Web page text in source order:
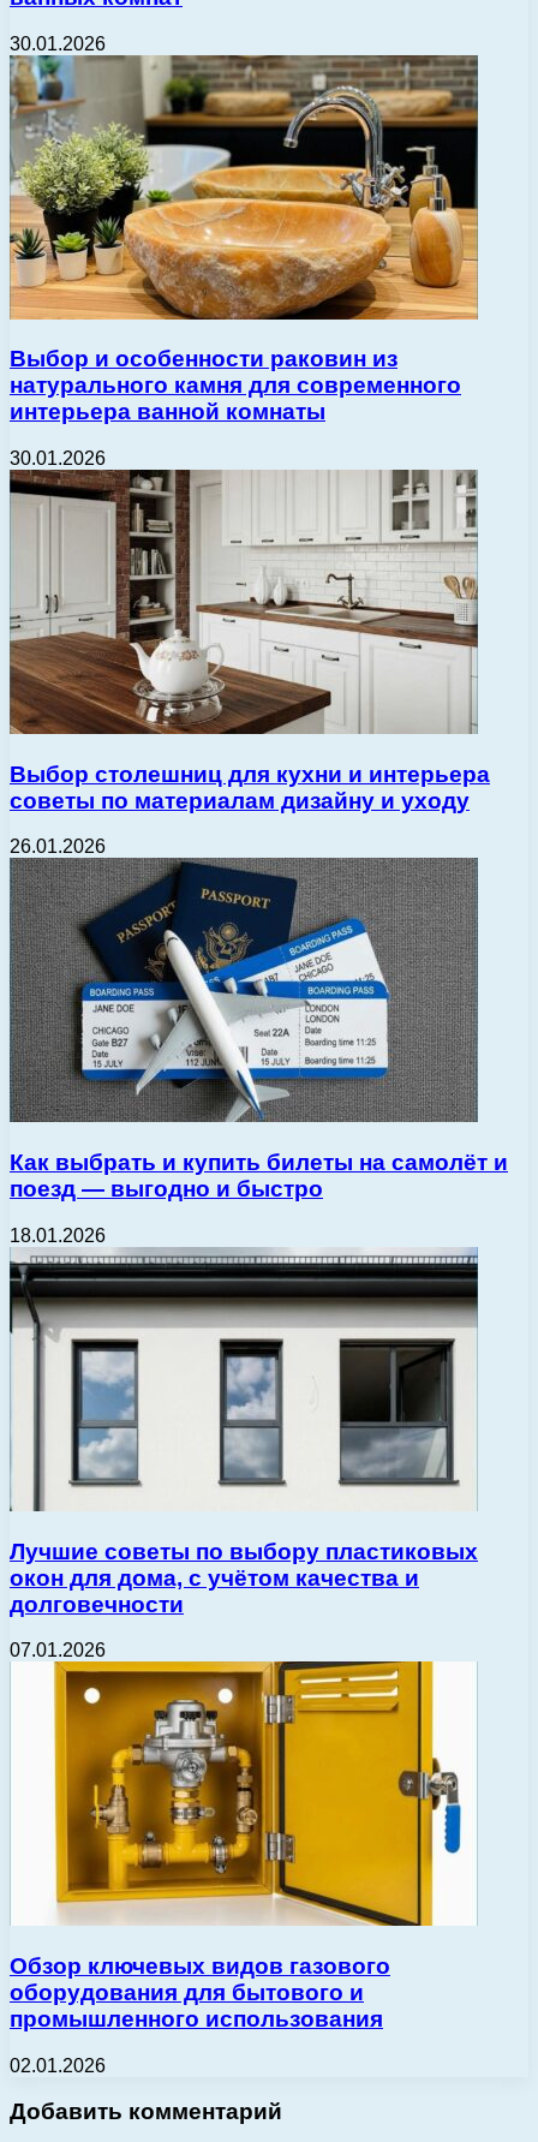
30.01.2026
Выбор и особенности раковин из
натурального камня для современного
интерьера ванной комнаты
30.01.2026
Выбор столешниц для кухни и интерьера
советы по материалам дизайну и уходу
26.01.2026
Как выбрать и купить билеты на самолёт и
поезд — выгодно и быстро
18.01.2026
Лучшие советы по выбору пластиковых
окон для дома, с учётом качества и
долговечности
07.01.2026
Обзор ключевых видов газового
оборудования для бытового и
промышленного использования
02.01.2026
Добавить комментарий